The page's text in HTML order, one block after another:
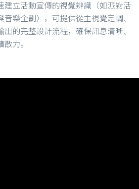
建立活動宣傳的視覺辨識（如派對活
樂企劃），可提供從主視覺定調、
的完整設計流程，確保訊息清晰、
力。